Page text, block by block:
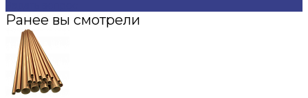
Ранее вы смотрели